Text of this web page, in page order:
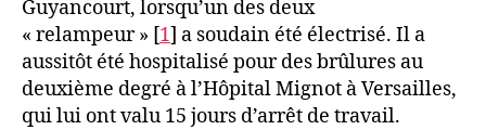
Guyancourt, lorsqu’un des deux
« relampeur » [1] a soudain été électrisé. Il a
aussitôt été hospitalisé pour des brûlures au
deuxième degré à l’Hôpital Mignot à Versailles,
qui lui ont valu 15 jours d’arrêt de travail.